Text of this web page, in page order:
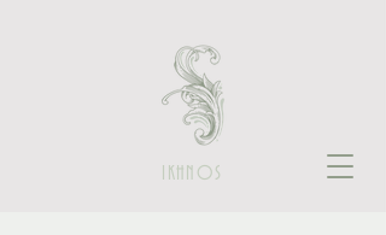
IKHNOS